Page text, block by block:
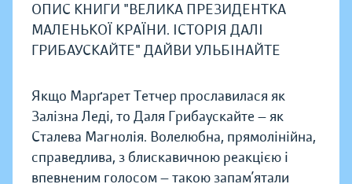
ОПИС КНИГИ "ВЕЛИКА ПРЕЗИДЕНТКА
МАЛЕНЬКОЇ КРАЇНИ. ІСТОРІЯ ДАЛІ
ГРИБАУСКАЙТЕ" ДАЙВИ УЛЬБІНАЙТЕ
Якщо Марґарет Тетчер прославилася як
Залізна Леді, то Даля Грибаускайте — як
Сталева Магнолія. Волелюбна, прямолінійна,
справедлива, з блискавичною реакцією і
впевненим голосом — такою запам’ятали